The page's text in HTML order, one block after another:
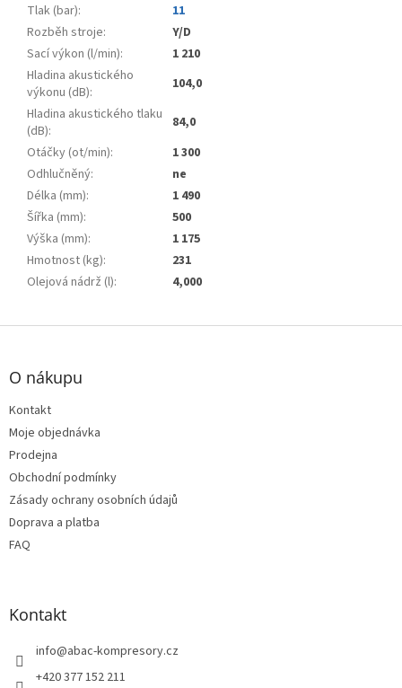
Tlak (bar):
11
Rozběh stroje:
Y/D
Sací výkon (l/min):
1 210
Hladina akustického
výkonu (dB):
104,0
Hladina akustického tlaku
(dB):
84,0
Otáčky (ot/min):
1 300
Odhlučněný:
ne
Délka (mm):
1 490
Šířka (mm):
500
Výška (mm):
1 175
Hmotnost (kg):
231
Olejová nádrž (l): 4,000
Z
O nákupu
Kontakt
Moje objednávka
Prodejna
Obchodní podmínky
Zásady ochrany osobních údajů
Doprava a platba
FAQ
Kontakt
info@abac-kompresory.cz
+420 377 152 211